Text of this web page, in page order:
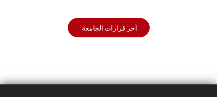
أخر قرارات الجامعة